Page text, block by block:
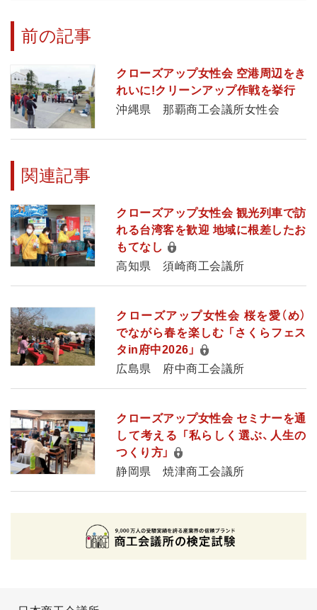
前の記事
クローズアップ女性会 空港周辺をき
れいに!クリーンアップ作戦を挙行
沖縄県 那覇商工会議所女性会
関連記事
クローズアップ女性会 観光列車で訪
れる台湾客を歓迎 地域に根差したお
もてなし
高知県 須崎商工会議所
クローズアップ女性会 桜を愛（め）
でながら春を楽しむ 「さくらフェス
タin府中2026」
広島県 府中商工会議所
クローズアップ女性会 セミナーを通
して考える 「私らしく選ぶ、人生の
つくり方」
静岡県 焼津商工会議所